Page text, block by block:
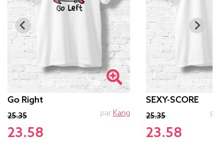
Go Right
25.35
23.58
par Kang
SEXY-SCORE
25.35
23.58